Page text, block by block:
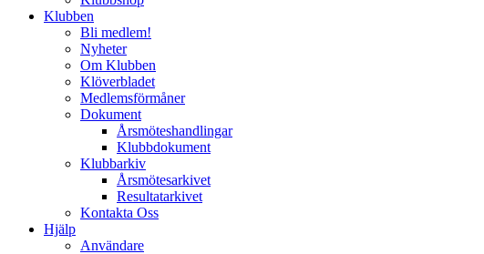
Klubben
Bli medlem!
Nyheter
Om Klubben
Klöverbladet
Medlemsförmåner
Dokument
Årsmöteshandlingar
Klubbdokument
Klubbarkiv
Årsmötesarkivet
Resultatarkivet
Kontakta Oss
Hjälp
Användare